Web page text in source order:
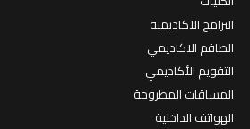
البرامج الاكاديمية
الطاقم الاكاديمي
التقويم الأكاديمي
المساقات المطروحة
الهواتف الداخلية